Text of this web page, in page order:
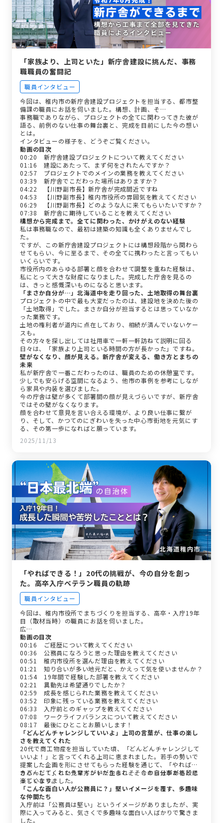
「家族より、上司といた」新庁舎建設に挑んだ、事務
職職員の奮闘記
職員インタビュー
今回は、稚内市の新庁舎建設プロジェクトを担当する、都市整
備課の職員にお話を伺いました。構想、計画、そ…
事務職でありながら、プロジェクトの全てに関わってきた彼が
語る、前例のない仕事の舞台裏と、完成を目前にした今の想い
とは。
インタビューの様子を、どうぞご覧ください。
動画の目次
00:20 新庁舎建設プロジェクトについて教えてください
01:16 建設にあたって、まず何をされたんですか？
02:57 プロジェクトでのメインの業務を教えてください
03:39 新庁舎でこだわった場所はありますか？
04:22 【川野副市長】新庁舎が完成間近ですね
04:53 【川野副市長】稚内市役所の雰囲気を教えてください
06:29 【川野副市長】どのような人に来てもらいたいですか？
07:38 新庁舎に期待していることを教えてください
構想から完成まで。全てに関わった、かけがえのない経験
私は事務職なので、最初は建築の知識も全くありませんでし
た。
ですが、この新庁舎建設プロジェクトには構想段階から関わら
せてもらい、今に至るまで、その全てに携わったと言ってもい
いくらいです。
市役所内のあらゆる部署と顔を合わせて調整を重ねた経験は、
私にとって大きな財産になりました。完成した庁舎を見るの
は、きっと感慨深いものになると思います。
「まさか自分が…」北海道中を走り回った、土地取得の舞台裏
プロジェクトの中で最も大変だったのは、建設地を決めた後の
「土地取得」でした。まさか自分が担当するとは思っていなか
った業務です。
土地の権利者が道内に点在しており、相続が済んでいないケー
スも。
その方々を探し出しては社用車で一軒一軒訪ねて説明に回る
日々は、「家族より上司といる時間の方が長かった」ですね。
壁がなくなり、顔が見える。新庁舎が変える、働き方とまちの
未来
私が新庁舎で一番こだわったのは、職員のための休憩室です。
少しでも安らげる空間になるよう、他市の事例を参考にしなが
ら家具や内装を選びました。
今の庁舎は壁が多くて部署間の顔が見えづらいですが、新庁舎
ではその壁がなくなります。
顔を合わせて意見を言い合える環境が、より良い仕事に繋が
り、そして、かつてのにぎわいを失った中心市街地を元気にす
る、その第一歩になればと願っています。
2025/11/13
「やればできる！」20代の挑戦が、今の自分を創っ
た。高卒入庁ベテラン職員の軌跡
職員インタビュー
今回は、稚内市役所でまちづくりを担当する、高卒・入庁19年
目（取材当時）の職員にお話を伺いました。
広…
動画の目次
00:16 ご経歴について教えてください
00:36 公務員になろうと思った理由を教えてください
00:51 稚内市役所を選んだ理由を教えてください
01:21 知り合いが多い地元だと、かえって気を使いませんか？
01:54 19年間で経験した部署を教えてください
02:21 異動先は希望通りでしたか？
02:59 成長を感じられた業務を教えてください
03:52 印象に残っている業務を教えてください
06:33 入庁前とのギャップを教えてください
07:08 ワークライフバランスについて教えてください
08:17 最後にひとことお願いします！
「どんどんチャレンジしていいよ」上司の言葉が、仕事の楽し
さを教えてくれた
20代で商工物産を担当していた頃、「どんどんチャレンジして
いいよ！」と言ってくれる上司に恵まれました。若手の勢いで
提案した企画を形にさせてもらった経験を通じて、「やればで
きるんだ！」というマインドが生まれ、そこから仕事が格段に
楽しくなりました。
カバーしてくれた先輩方がいたからこそ、今の自分があると思
っています。
「こんな面白い人が公務員に？」堅いイメージを覆す、多趣味
な仲間たち
入庁前は「公務員は堅い」というイメージがありましたが、実
際に入ってみると、気さくで多趣味な面白い人ばかりで驚きま
した。